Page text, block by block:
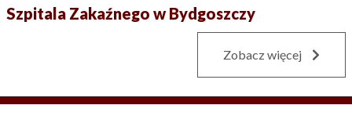
Szpitala Zakaźnego w Bydgoszczy
Zobacz więcej